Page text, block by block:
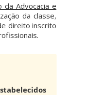
da Advocacia e
da classe,
direito inscrito